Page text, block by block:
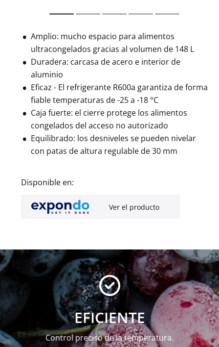
Amplio: mucho espacio para alimentos
ultracongelados gracias al volumen de 148 L
Duradera: carcasa de acero e interior de
aluminio
Eficaz - El refrigerante R600a garantiza de forma
fiable temperaturas de -25 a -18 °C
Caja fuerte: el cierre protege los alimentos
congelados del acceso no autorizado
Equilibrado: los desniveles se pueden nivelar
con patas de altura regulable de 30 mm
Disponible en:
Ver el producto
EFICIENTE
Control preciso de la temperatura.